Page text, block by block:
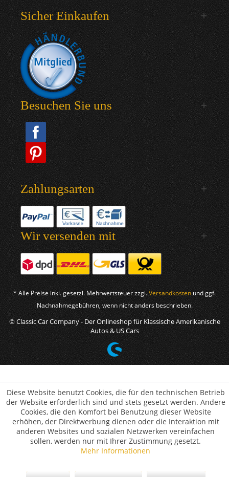
Sicher Einkaufen
Besuchen Sie uns
Zahlungsarten
Wir versenden mit
* Alle Preise inkl. gesetzl. Mehrwertsteuer zzgl.Versandkosten und ggf.
Nachnahmegebühren, wenn nicht anders beschrieben.
© Classic Car Company - Der Onlineshop für Klassische Amerikanische
Autos & US Cars
Diese Website benutzt Cookies, die für den technischen Betrieb
der Website erforderlich sind und stets gesetzt werden. Andere
Cookies, die den Komfort bei Benutzung dieser Website
erhöhen, der Direktwerbung dienen oder die Interaktion mit
anderen Websites und sozialen Netzwerken vereinfachen
sollen, werden nur mit Ihrer Zustimmung gesetzt.
Mehr Informationen